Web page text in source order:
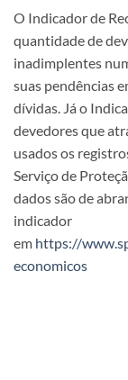
O Indicador de
quantidade de
inadimplentes
suas pendências
dívidas. Já o
devedores que
usados os
Serviço de
dados são de
indicador
em https://
economicos